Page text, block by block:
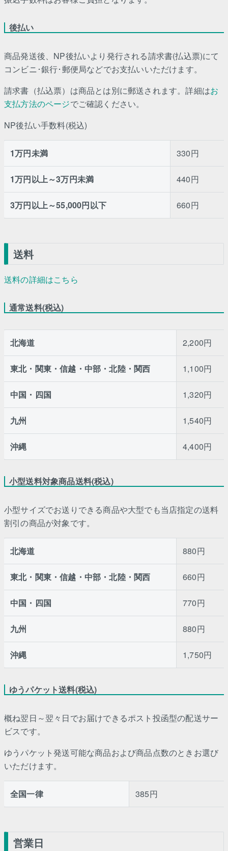
後払い
商品発送後、NP後払いより発行される請求書(払込票)にて
コンビニ･銀行･郵便局などでお支払いいただけます。
請求書（払込票）は商品とは別に郵送されます。詳細はお
支払方法のページでご確認ください。
NP後払い手数料(税込)
1万円未満 330円
1万円以上～3万円未満 440円
3万円以上～55,000円以下 660円
送料
送料の詳細はこちら
通常送料(税込)
北海道 2,200円
東北・関東・信越・中部・北陸・関西 1,100円
中国・四国 1,320円
九州 1,540円
沖縄 4,400円
小型送料対象商品送料(税込)
小型サイズでお送りできる商品や大型でも当店指定の送料
割引の商品が対象です。
北海道 880円
東北・関東・信越・中部・北陸・関西 660円
中国・四国 770円
九州 880円
沖縄 1,750円
ゆうパケット送料(税込)
概ね翌日～翌々日でお届けできるポスト投函型の配送サー
ビスです。
ゆうパケット発送可能な商品および商品点数のときお選び
いただけます。
全国一律 385円
営業日